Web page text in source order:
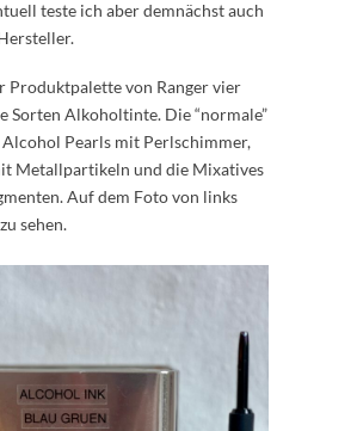
teste ich aber demnächst auch
Produktpalette von Ranger vier
Sorten Alkoholtinte. Die “normale”
Pearls mit Perlschimmer,
Metallpartikeln und die Mixatives
Auf dem Foto von links
sehen.